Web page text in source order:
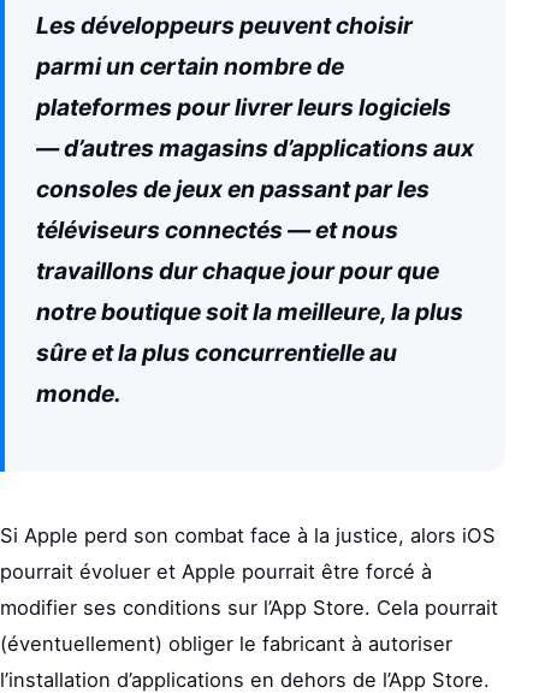
Les développeurs peuvent choisir
parmi un certain nombre de
plateformes pour livrer leurs logiciels
— d’autres magasins d’applications aux
consoles de jeux en passant par les
téléviseurs connectés — et nous
travaillons dur chaque jour pour que
notre boutique soit la meilleure, la plus
sûre et la plus concurrentielle au
monde.
Si Apple perd son combat face à la justice, alors iOS
pourrait évoluer et Apple pourrait être forcé à
modifier ses conditions sur l’App Store. Cela pourrait
(éventuellement) obliger le fabricant à autoriser
l’installation d’applications en dehors de l’App Store.